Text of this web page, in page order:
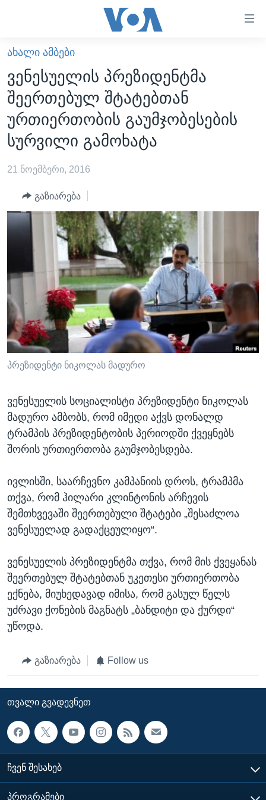
ხელმისაწვდომობისთვის
გადადით
მთავარზე
გადადით
მთავარ
ნავიგაციაზე
გადადით
ძიებაზე
ᲐᲮᲐᲚᲘ ᲐᲛᲑᲔᲑᲘ
ᲡᲐᲥᲐᲠᲗᲕᲔᲚᲝ
ᲐᲨᲨ
ᲐᲨᲨ-ᲘᲡ ᲐᲠᲩᲔᲕᲜᲔᲑᲘ 2024
ᲛᲡᲝᲤᲚᲘᲝ
ᲕᲘᲓᲔᲝᲔᲑᲘ
ᲒᲐᲓᲐᲪᲔᲛᲔᲑᲘ
ᲕᲐᲨᲘᲜᲒᲢᲝᲜᲘ ᲓᲦᲔᲡ
ᲮᲔᲓᲕᲐ ᲕᲐᲨᲘᲜᲒᲢᲝᲜᲘᲓᲐᲜ
ᲡᲢᲣᲓᲘᲐ ᲕᲐᲨᲘᲜᲒᲢᲝᲜᲘ
ᲡᲮᲕᲐ ᲡᲘᲐᲮᲚᲔᲔᲑᲘ
ᲔᲙᲝᲜᲝᲛᲘᲙᲐ
ᲯᲐᲜᲛᲠᲗᲔᲚᲝᲑᲐ
ᲛᲔᲪᲜᲘᲔᲠᲔᲑᲐ
ᲘᲜᲢᲔᲠᲕᲘᲣ
ᲙᲣᲚᲢᲣᲠᲐ
ᲓᲔᲖᲘᲜᲤᲝᲠᲛᲐᲪᲘᲐ
ᲠᲣᲡᲔᲗᲘᲡ ᲨᲔᲭᲠᲐ ᲣᲙᲠᲐᲘᲜᲐᲨᲘ
Learning English
ᲗᲕᲐᲚᲘ ᲒᲕᲐᲓᲔᲕᲜᲔᲗ
ᲐᲮᲐᲚᲘ ᲐᲛᲑᲔᲑᲘ
ვენესუელის პრეზიდენტმა
შეერთებულ შტატებთან
ურთიერთობის გაუმჯობესების
სურვილი გამოხატა
21 ნოემბერი, 2016
გაზიარება
პრეზიდენტი ნიკოლას მადურო
ვენესუელის სოციალისტი პრეზიდენტი ნიკოლას
მადურო ამბობს, რომ იმედი აქვს დონალდ
ტრამპის პრეზიდენტობის პერიოდში ქვეყნებს
შორის ურთიერთობა გაუმჯობესდება.
ივლისში, საარჩევნო კამპანიის დროს, ტრამპმა
თქვა, რომ ჰილარი კლინტონის არჩევის
შემთხვევაში შეერთებული შტატები „შესაძლოა
ვენესუელად გადაქცეულიყო“.
ვენესუელის პრეზიდენტმა თქვა, რომ მის ქვეყანას
შეერთებულ შტატებთან უკეთესი ურთიერთობა
ექნება, მიუხედავად იმისა, რომ გასულ წელს
უძრავი ქონების მაგნატს „ბანდიტი და ქურდი“
უწოდა.
გაზიარება Follow us
ᲗᲕᲐᲚᲘ ᲒᲕᲐᲓᲔᲕᲜᲔᲗ
ᲩᲕᲔᲜ ᲨᲔᲡᲐᲮᲔᲑ
ᲞᲠᲝᲒᲠᲐᲛᲔᲑᲘ